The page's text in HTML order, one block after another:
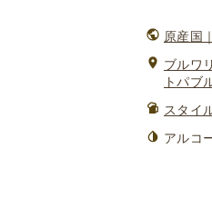
原産国
ブルワ
トパブ
スタイ
アルコ